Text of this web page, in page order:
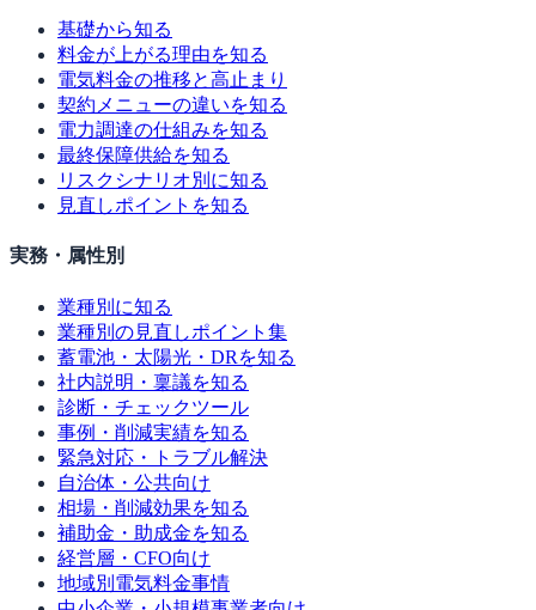
基礎から知る
料金が上がる理由を知る
電気料金の推移と高止まり
契約メニューの違いを知る
電力調達の仕組みを知る
最終保障供給を知る
リスクシナリオ別に知る
見直しポイントを知る
実務・属性別
業種別に知る
業種別の見直しポイント集
蓄電池・太陽光・DRを知る
社内説明・稟議を知る
診断・チェックツール
事例・削減実績を知る
緊急対応・トラブル解決
自治体・公共向け
相場・削減効果を知る
補助金・助成金を知る
経営層・CFO向け
地域別電気料金事情